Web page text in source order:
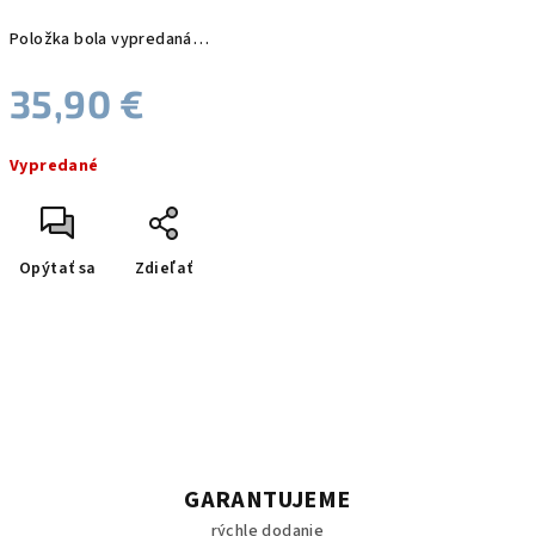
Položka bola vypredaná…
35,90 €
cena:
Vypredané
Opýtať sa Zdieľať
GARANTUJEME
rýchle dodanie